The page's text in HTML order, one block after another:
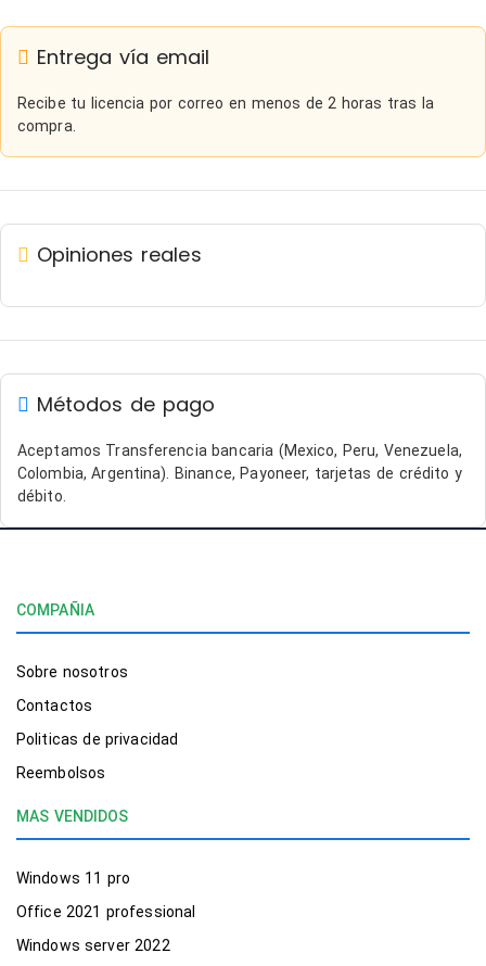
Entrega vía email
Recibe tu licencia por correo en menos de 2 horas tras la
compra.
Opiniones reales
Métodos de pago
Aceptamos Transferencia bancaria (Mexico, Peru, Venezuela,
Colombia, Argentina). Binance, Payoneer, tarjetas de crédito y
débito.
COMPAÑIA
Sobre nosotros
Contactos
Politicas de privacidad
Reembolsos
MAS VENDIDOS
Windows 11 pro
Office 2021 professional
Windows server 2022